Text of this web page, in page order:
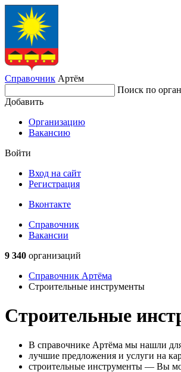
Справочник Артём
Поиск по
Добавить
Организацию
Вакансию
Войти
Вход на сайт
Регистрация
Вконтакте
Справочник
Вакансии
9 340 организаций
Справочник Артёма
Строительные инструменты
Строительные
В справочнике Артёма мы нашли
лучшие предложения и услуги на
строительные инструменты — Вы